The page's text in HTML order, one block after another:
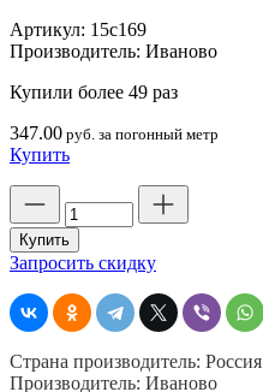
Артикул: 15с169
Производитель: Иваново
Купили более 49 раз
347.00 руб. за погонный метр
Купить
Количество
товара
Полотно
вафельное
гр,
шир.
см,
Купить
Запросить скидку
Страна производитель: Россия
Производитель: Иваново